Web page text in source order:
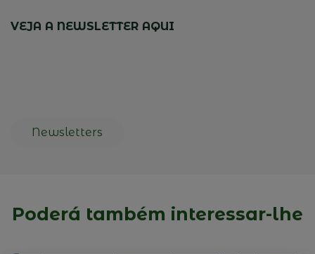
VEJA A NEWSLETTER AQUI
Newsletters
Poderá também interessar-lhe